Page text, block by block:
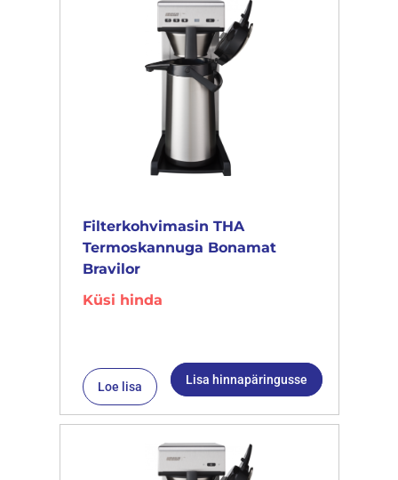
Filterkohvimasin THA
Termoskannuga Bonamat
Bravilor
Küsi hinda
Loe lisa Lisa hinnapäringusse